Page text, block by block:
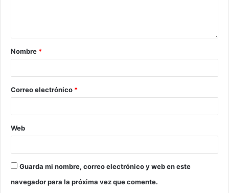
Nombre *
Correo electrónico *
Web
Guarda mi nombre, correo electrónico y web en este
navegador para la próxima vez que comente.